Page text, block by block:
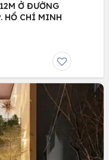
HỒ CHÍ MINH